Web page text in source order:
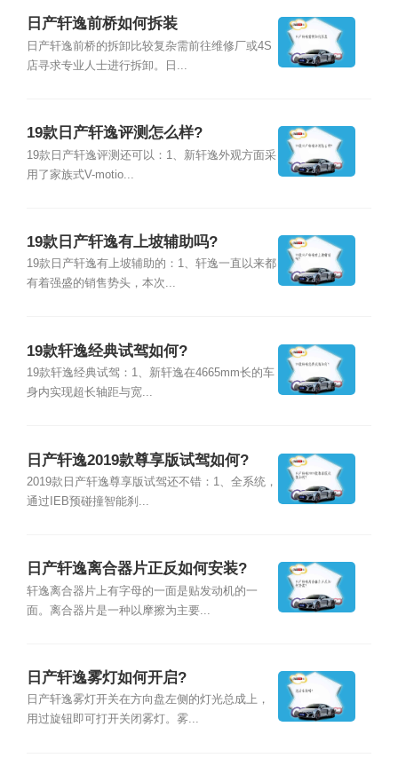
日产轩逸前桥如何拆装
日产轩逸前桥的拆卸比较复杂需前往维修厂或4S
店寻求专业人士进行拆卸。日...
19款日产轩逸评测怎么样?
19款日产轩逸评测还可以：1、新轩逸外观方面采
用了家族式V-motio...
19款日产轩逸有上坡辅助吗?
19款日产轩逸有上坡辅助的：1、轩逸一直以来都
有着强盛的销售势头，本次...
19款轩逸经典试驾如何?
19款轩逸经典试驾：1、新轩逸在4665mm长的车
身内实现超长轴距与宽...
日产轩逸2019款尊享版试驾如何?
2019款日产轩逸尊享版试驾还不错：1、全系统，
通过IEB预碰撞智能刹...
日产轩逸离合器片正反如何安装?
轩逸离合器片上有字母的一面是贴发动机的一
面。离合器片是一种以摩擦为主要...
日产轩逸雾灯如何开启?
日产轩逸雾灯开关在方向盘左侧的灯光总成上，
用过旋钮即可打开关闭雾灯。雾...